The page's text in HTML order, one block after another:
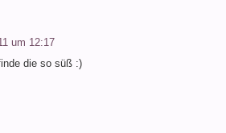
um 12:17
die so süß :)